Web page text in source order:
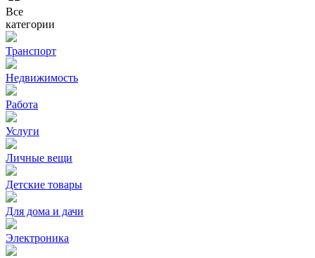
Все
категории
Транспорт
Недвижимость
Работа
Услуги
Личные вещи
Детские товары
Для дома и дачи
Электроника